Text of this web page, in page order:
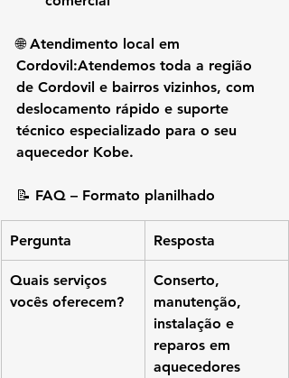
🌐 Atendimento local em
Cordovil:Atendemos toda a região
de Cordovil e bairros vizinhos, com
deslocamento rápido e suporte
técnico especializado para o seu
aquecedor Kobe.
📝 FAQ – Formato planilhado
Pergunta Resposta
Quais serviços
vocês oferecem?
Conserto,
manutenção,
instalação e
reparos em
aquecedores